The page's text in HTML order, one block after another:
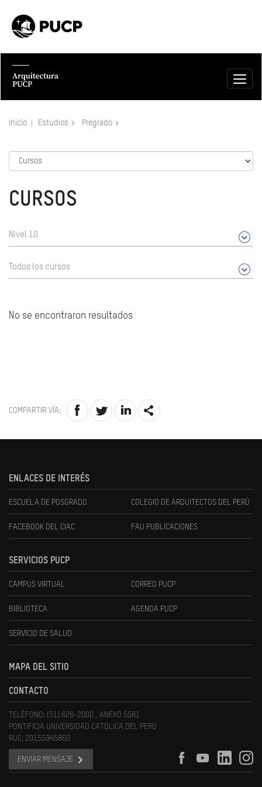
Inicio Estudios Pregrado
CURSOS
Nivel 10
Todos los cursos
No se encontraron resultados
COMPARTIR VÍA:
ENLACES DE INTERÉS
ESCUELA DE POSGRADO COLEGIO DE ARQUITECTOS DEL PERÚ
FACEBOOK DEL CIAC FAU PUBLICACIONES
SERVICIOS PUCP
CAMPUS VIRTUAL CORREO PUCP
BIBLIOTECA AGENDA PUCP
SERVICIO DE SALUD
MAPA DEL SITIO
CONTACTO
TELÉFONO: (51) 626-2000 , ANEXO 5581
PONTIFICIA UNIVERSIDAD CATOLICA DEL PERU
RUC: 20155945860
ENVIAR MENSAJE